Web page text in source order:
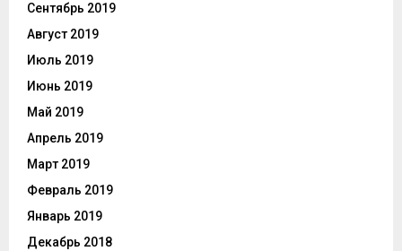
Сентябрь 2019
Август 2019
Июль 2019
Июнь 2019
Май 2019
Апрель 2019
Март 2019
Февраль 2019
Январь 2019
Декабрь 2018